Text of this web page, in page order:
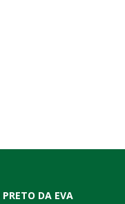
PRETO DA EVA